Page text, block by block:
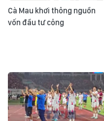
Cà Mau khơi thông nguồn
vốn đầu tư công